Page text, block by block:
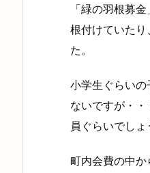
「緑の羽根募
根付けていた
た。
小学生ぐらい
ないですが・
員ぐらいでしょ
町内会費の中